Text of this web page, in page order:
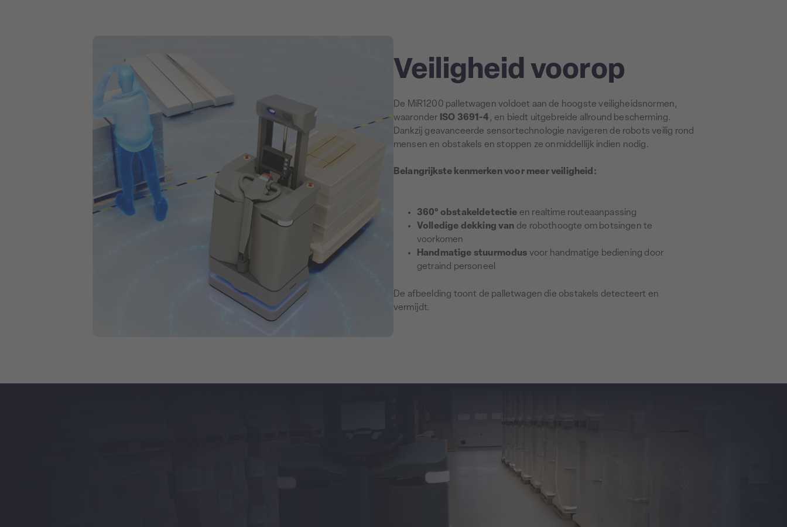
Veiligheid voorop
De MiR1200 palletwagen voldoet aan de hoogste veiligheidsnormen,
waaronder ISO 3691-4, en biedt uitgebreide allround bescherming.
Dankzij geavanceerde sensortechnologie navigeren de robots veilig rond
mensen en obstakels en stoppen ze onmiddellijk indien nodig.
Belangrijkste kenmerken voor meer veiligheid:
360° obstakeldetectie en realtime routeaanpassing
Volledige dekking van de robothoogte om botsingen te
voorkomen
Handmatige stuurmodus voor handmatige bediening door
getraind personeel
De afbeelding toont de palletwagen die obstakels detecteert en
vermijdt.